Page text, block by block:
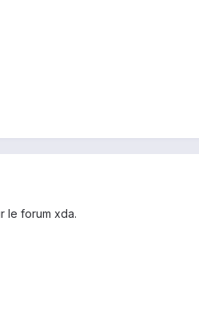
le forum xda.